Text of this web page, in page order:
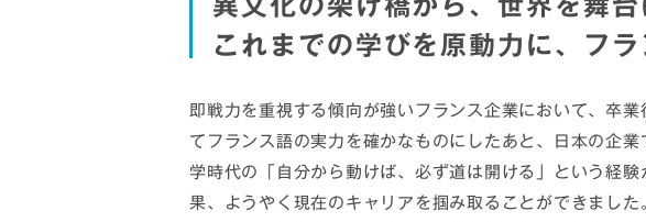
異文化の架け橋から、世界を舞台
これまでの学びを原動力に、フ
即戦力を重視する傾向が強いフランス企業において、卒
てフランス語の実力を確かなものにしたあと、日本の企
学時代の「自分から動けば、必ず道は開ける」という経
果、ようやく現在のキャリアを掴み取ることができまし